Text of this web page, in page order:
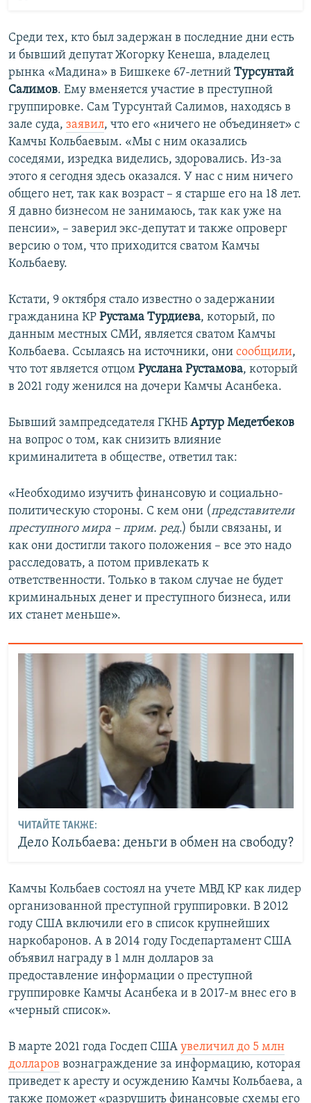
Среди тех, кто был задержан в последние дни есть
и бывший депутат Жогорку Кенеша, владелец
рынка «Мадина» в Бишкеке 67-летний Турсунтай
Салимов. Ему вменяется участие в преступной
группировке. Сам Турсунтай Салимов, находясь в
зале суда, заявил, что его «ничего не объединяет» с
Камчы Кольбаевым. «Мы с ним оказались
соседями, изредка виделись, здоровались. Из-за
этого я сегодня здесь оказался. У нас с ним ничего
общего нет, так как возраст – я старше его на 18 лет.
Я давно бизнесом не занимаюсь, так как уже на
пенсии», – заверил экс-депутат и также опроверг
версию о том, что приходится сватом Камчы
Кольбаеву.
Кстати, 9 октября стало известно о задержании
гражданина КР Рустама Турдиева, который, по
данным местных СМИ, является сватом Камчы
Кольбаева. Ссылаясь на источники, они сообщили,
что тот является отцом Руслана Рустамова, который
в 2021 году женился на дочери Камчы Асанбека.
Бывший зампредседателя ГКНБ Артур Медетбеков
на вопрос о том, как снизить влияние
криминалитета в обществе, ответил так:
«Необходимо изучить финансовую и социально-
политическую стороны. С кем они (представители
преступного мира – прим. ред.) были связаны, и
как они достигли такого положения – все это надо
расследовать, а потом привлекать к
ответственности. Только в таком случае не будет
криминальных денег и преступного бизнеса, или
их станет меньше».
ЧИТАЙТЕ ТАКЖЕ:
Дело Кольбаева: деньги в обмен на свободу?
Камчы Кольбаев состоял на учете МВД КР как лидер
организованной преступной группировки. В 2012
году США включили его в список крупнейших
наркобаронов. А в 2014 году Госдепартамент США
объявил награду в 1 млн долларов за
предоставление информации о преступной
группировке Камчы Асанбека и в 2017-м внес его в
«черный список».
В марте 2021 года Госдеп США увеличил до 5 млн
долларов вознаграждение за информацию, которая
приведет к аресту и осуждению Камчы Кольбаева, а
также поможет «разрушить финансовые схемы его